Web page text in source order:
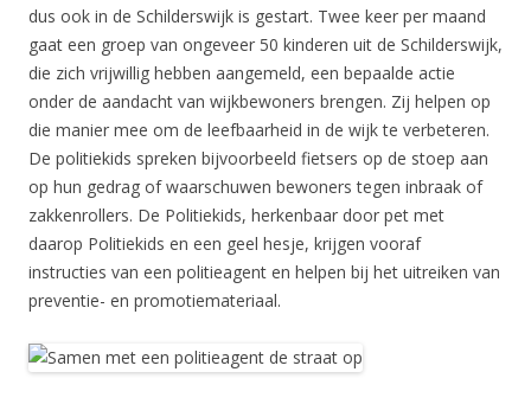
dus ook in de Schilderswijk is gestart. Twee keer per maand
gaat een groep van ongeveer 50 kinderen uit de Schilderswijk,
die zich vrijwillig hebben aangemeld, een bepaalde actie
onder de aandacht van wijkbewoners brengen. Zij helpen op
die manier mee om de leefbaarheid in de wijk te verbeteren.
De politiekids spreken bijvoorbeeld fietsers op de stoep aan
op hun gedrag of waarschuwen bewoners tegen inbraak of
zakkenrollers. De Politiekids, herkenbaar door pet met
daarop Politiekids en een geel hesje, krijgen vooraf
instructies van een politieagent en helpen bij het uitreiken van
preventie- en promotiemateriaal.